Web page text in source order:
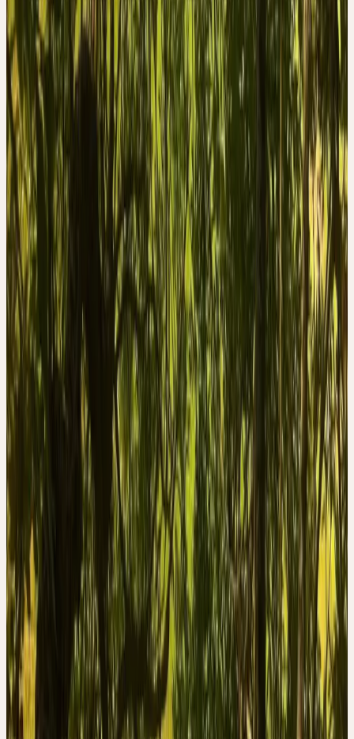
Wohlgeruch erfüllt war. In der Auflösung der Lebenskräfte kann
es geschehen, dass aus dem Eschenblatt etwas aufsteigt, was auf
die Lebendigkeit des kommenden Sommers hindeutet.
Erntezeit
Juli–August
Beschaffung
Wildsammlung
Herkunft & Ernte
WILDSAMMLUNG
Die Gemeine Esche ist in ganz Europa heimisch und wächst in
Wäldern, Auen, auf frischen bis feuchten, nährstoffreichen Böden.
Sie ist einer der häufigsten Laubbäume der Schweiz.
Ceres verwendet frische Eschenblätter aus Wildsammlung in der
Schweiz. Die jungen Blätter werden im Sommer geerntet , wenn
diese das optimale Aroma entwickelt haben.
Historischer Kontext
TRADITIONELLE VERWENDUNG
Seit dem Altertum wird die Esche in der Literatur beschrieben und
ist fest verankert in Mythologien und Sagen. So steht die Esche in
der nordischen Mythologie als alles umfassender Weltbaum in
hohem Ansehen. Durch das schnell nachwachsende harte Holz
und einer Rinde, welche zum gerben und färben verwendet
werden kann, gilt die Esche seit Jahrtausenden als sehr wertvolle
Pflanze. Auch die medizinische Verwendung ist bereits seit
Hippokrates bekannt. Medizinisch verwendet wurde der Saft, die
Blätter, die Wurzeln, die Samen und die Rinde. Nebst der
Anwendung als Antidot bei Schlangenbissen waren auch schon
damals die bis heute in der Komplementärmedizin etablierte
Anwendung der Esche als diuretisches und antirheumatisches
Mittel bekannt.